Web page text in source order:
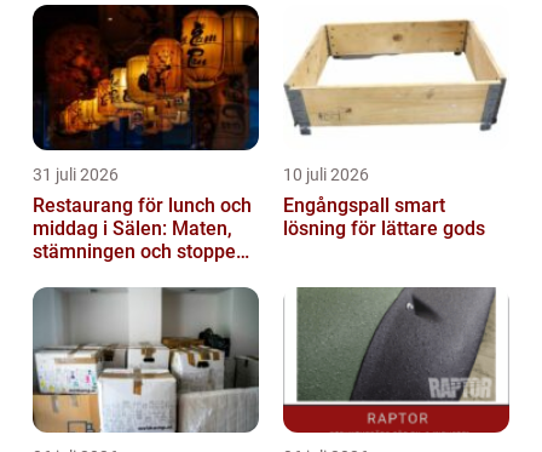
31 juli 2026
Restaurang för lunch och
middag i Sälen: Maten,
stämningen och stoppen
10 juli 2026
Engångspall smart
lösning för lättare gods